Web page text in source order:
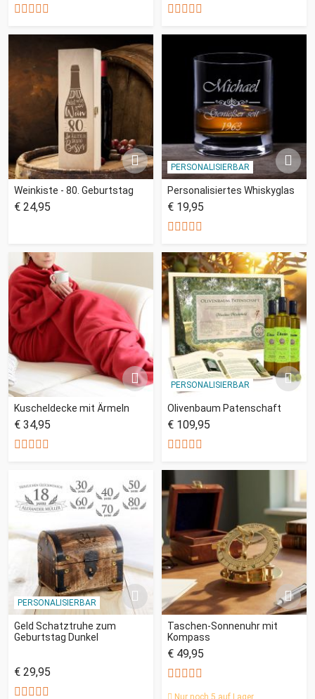
Weinkiste - 80. Geburtstag
€ 24,95
PERSONALISIERBAR
Personalisiertes Whiskyglas
€ 19,95
Kuscheldecke mit Ärmeln
€ 34,95
PERSONALISIERBAR
Olivenbaum Patenschaft
€ 109,95
PERSONALISIERBAR
Geld Schatztruhe zum
Geburtstag Dunkel
€ 29,95
Taschen-Sonnenuhr mit
Kompass
€ 49,95
Nur noch 5 auf Lager